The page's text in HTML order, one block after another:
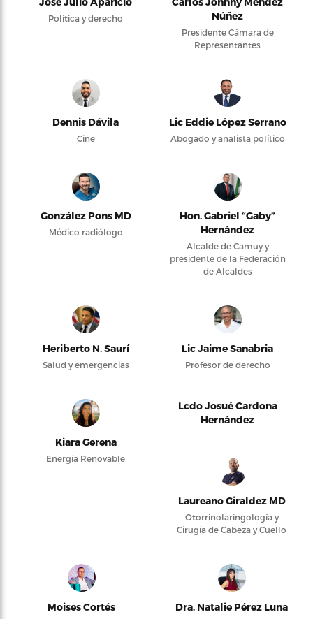
Política y derecho
Núñez
Presidente Cámara de
Representantes
Dennis Dávila
Cine
Lic Eddie López Serrano
Abogado y analista político
González Pons MD
Médico radiólogo
Hon. Gabriel “Gaby”
Hernández
Alcalde de Camuy y
presidente de la Federación
de Alcaldes
Heriberto N. Saurí
Salud y emergencias
Lic Jaime Sanabria
Profesor de derecho
Kiara Gerena
Energía Renovable
Lcdo Josué Cardona
Hernández
Laureano Giraldez MD
Otorrinolaringología y
Cirugía de Cabeza y Cuello
Moises Cortés Dra. Natalie Pérez Luna